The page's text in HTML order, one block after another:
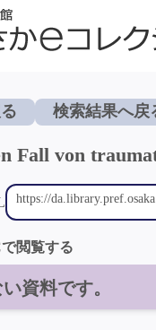
検索結果へ戻
Fall von
閲覧する
資料です。